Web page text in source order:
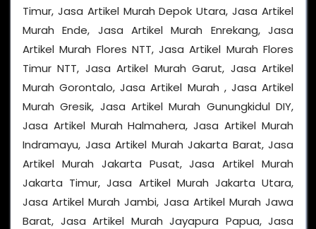
Timur, Jasa Artikel Murah Depok Utara, Jasa Artikel
Murah Ende, Jasa Artikel Murah Enrekang, Jasa
Artikel Murah Flores NTT, Jasa Artikel Murah Flores
Timur NTT, Jasa Artikel Murah Garut, Jasa Artikel
Murah Gorontalo, Jasa Artikel Murah , Jasa Artikel
Murah Gresik, Jasa Artikel Murah Gunungkidul DIY,
Jasa Artikel Murah Halmahera, Jasa Artikel Murah
Indramayu, Jasa Artikel Murah Jakarta Barat, Jasa
Artikel Murah Jakarta Pusat, Jasa Artikel Murah
Jakarta Timur, Jasa Artikel Murah Jakarta Utara,
Jasa Artikel Murah Jambi, Jasa Artikel Murah Jawa
Barat, Jasa Artikel Murah Jayapura Papua, Jasa